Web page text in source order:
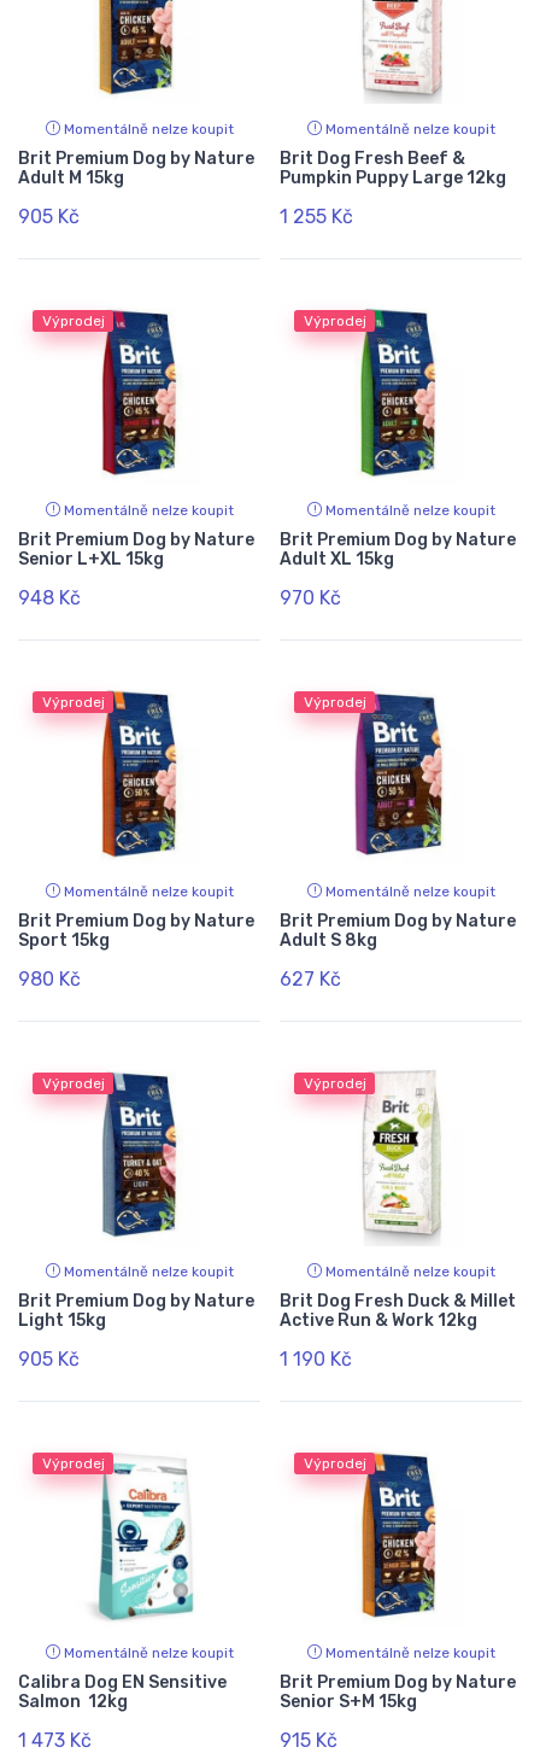
Momentálně nelze koupit
Brit Premium Dog by Nature
Adult M 15kg
905 Kč
Momentálně nelze koupit
Brit Dog Fresh Beef &
Pumpkin Puppy Large 12kg
1 255 Kč
Výprodej
Momentálně nelze koupit
Brit Premium Dog by Nature
Senior L+XL 15kg
948 Kč
Výprodej
Momentálně nelze koupit
Brit Premium Dog by Nature
Adult XL 15kg
970 Kč
Výprodej
Momentálně nelze koupit
Brit Premium Dog by Nature
Sport 15kg
980 Kč
Výprodej
Momentálně nelze koupit
Brit Premium Dog by Nature
Adult S 8kg
627 Kč
Výprodej
Momentálně nelze koupit
Brit Premium Dog by Nature
Light 15kg
905 Kč
Výprodej
Momentálně nelze koupit
Brit Dog Fresh Duck & Millet
Active Run & Work 12kg
1 190 Kč
Výprodej
Momentálně nelze koupit
Calibra Dog EN Sensitive
Salmon 12kg
1 473 Kč
Výprodej
Momentálně nelze koupit
Brit Premium Dog by Nature
Senior S+M 15kg
915 Kč